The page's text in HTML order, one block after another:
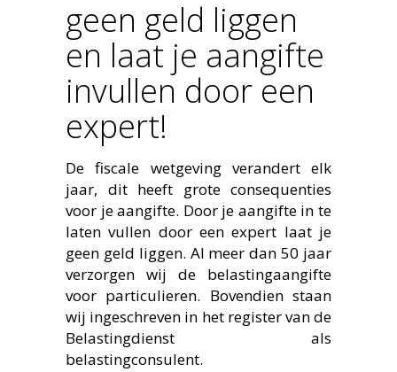
geen geld liggen
en laat je aangifte
invullen door een
expert!
De fiscale wetgeving verandert elk
jaar, dit heeft grote consequenties
voor je aangifte. Door je aangifte in te
laten vullen door een expert laat je
geen geld liggen. Al meer dan 50 jaar
verzorgen wij de belastingaangifte
voor particulieren. Bovendien staan
wij ingeschreven in het register van de
Belastingdienst als
belastingconsulent.